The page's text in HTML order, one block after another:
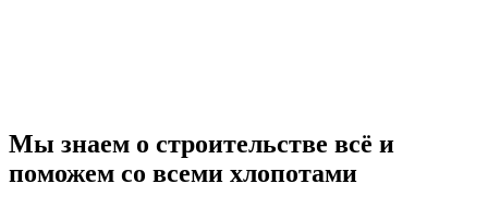
Мы знаем о строительстве всё и
поможем со всеми хлопотами